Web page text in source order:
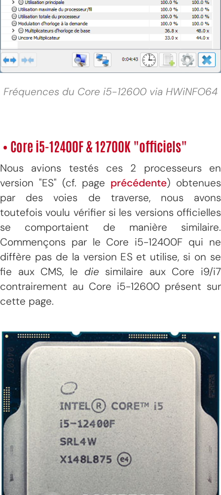
Fréquences du Core i5-12600 via HWiNFO64
• Core i5-12400F & 12700K "officiels"
Nous avions testés ces 2 processeurs en
version "ES" (cf. page précédente) obtenues
par des voies de traverse, nous avons
toutefois voulu vérifier si les versions officielles
se comportaient de manière similaire.
Commençons par le Core i5-12400F qui ne
diffère pas de la version ES et utilise, si on se
fie aux CMS, le die similaire aux Core i9/i7
contrairement au Core i5-12600 présent sur
cette page.